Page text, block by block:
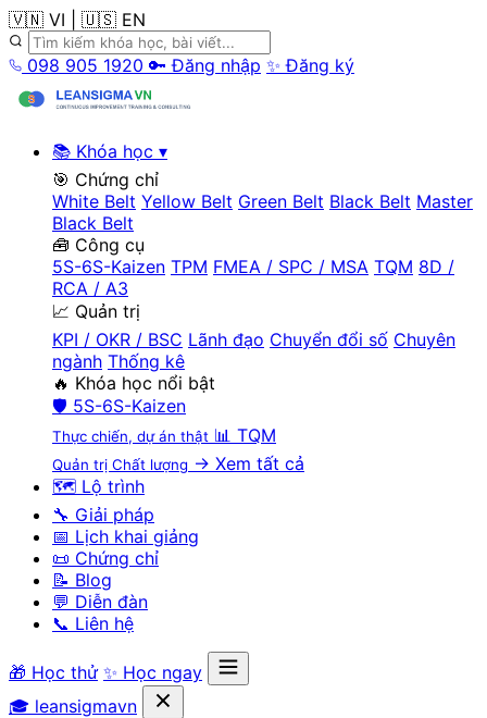
🇻🇳 VI 🇺🇸 EN
098 905 1920 🔑 Đăng nhập ✨ Đăng ký
📚 Khóa học ▾
🎯 Chứng chỉ
White Belt Yellow Belt Green Belt Black Belt Master
Black Belt
🧰 Công cụ
5S-6S-Kaizen TPM FMEA / SPC / MSA TQM 8D /
RCA / A3
📈 Quản trị
KPI / OKR / BSC Lãnh đạo Chuyển đổi số Chuyên
ngành Thống kê
🔥 Khóa học nổi bật
🛡️ 5S-6S-Kaizen
Thực chiến, dự án thật 📊 TQM
Quản trị Chất lượng → Xem tất cả
🗺️ Lộ trình
🔧 Giải pháp
📅 Lịch khai giảng
📜 Chứng chỉ
📝 Blog
💬 Diễn đàn
📞 Liên hệ
🎁 Học thử ✨ Học ngay
🎓 leansigmavn